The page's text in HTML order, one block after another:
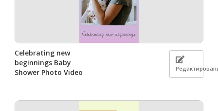
Celebrating new
beginnings Baby
Shower Photo Video